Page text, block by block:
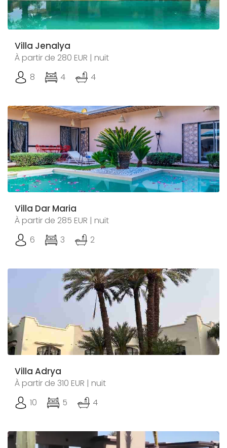
Villa Jenalya
À partir de 280 EUR | nuit
8
4 4
Villa Dar Maria
À partir de 285 EUR | nuit
6
3 2
Villa Adrya
À partir de 310 EUR | nuit
10
5 4